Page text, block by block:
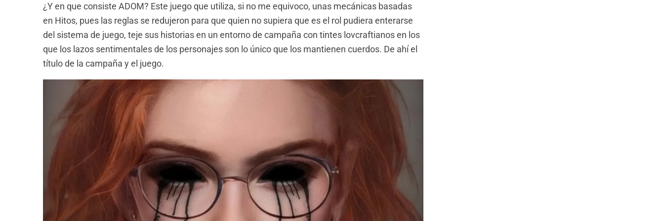
¿Y en que consiste ADOM? Este juego que utiliza, si no me equivoco, unas mecánicas basadas
en Hitos, pues las reglas se redujeron para que quien no supiera que es el rol pudiera enterarse
del sistema de juego, teje sus historias en un entorno de campaña con tintes lovcraftianos en los
que los lazos sentimentales de los personajes son lo único que los mantienen cuerdos. De ahí el
título de la campaña y el juego.